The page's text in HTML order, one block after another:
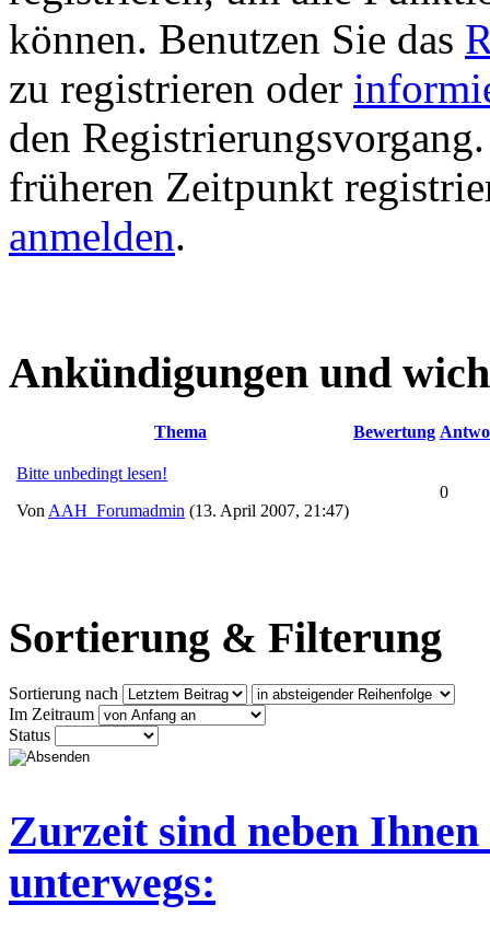
können. Benutzen Sie das
zu registrieren oder
den
früheren Zeitpunkt
anmelden.
Ankündigungen und
Thema Bewertung
Bitte unbedingt lesen!
Von AAH_Forumadmin (13. April 2007, 21:47)
0
Sortierung & Filterung
Sortierung nach
Im Zeitraum
Status
Zurzeit sind neben
unterwegs: